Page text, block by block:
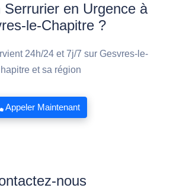
Serrurier en Urgence à
le-Chapitre ?
24h/24 et 7j/7 sur Gesvres-le-
et sa région
Appeler Maintenant
nous